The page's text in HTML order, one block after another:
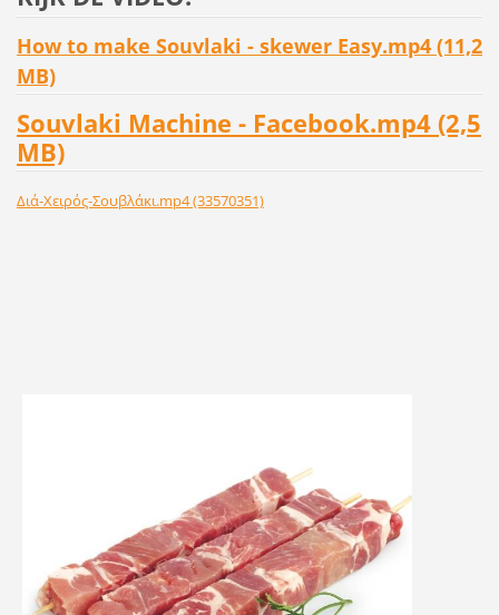
How to make Souvlaki - skewer Easy.mp4 (11,2
MB)
Souvlaki Machine - Facebook.mp4 (2,5
MB)
Διά-Χειρός-Σουβλάκι.mp4 (33570351)